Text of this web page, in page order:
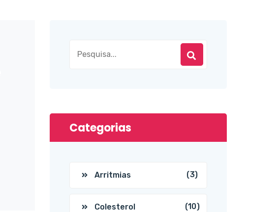
Categorias
Arritmias (3)
Colesterol (10)